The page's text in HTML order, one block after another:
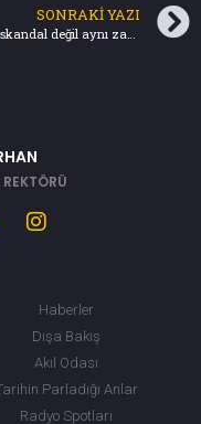
SONRAKI YAZI
Sadece skandal değil aynı zamanda suçüstü (19.11.2017) Türkiye Gazetesi
Haberler
Dışa Bakış
Akıl Odası
Parladığı Anlar
Radyo Spotları